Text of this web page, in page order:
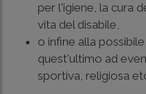
per l'igiene, la cura
vita del disabile,
o infine alla
quest'ultimo ad
sportiva, religiosa